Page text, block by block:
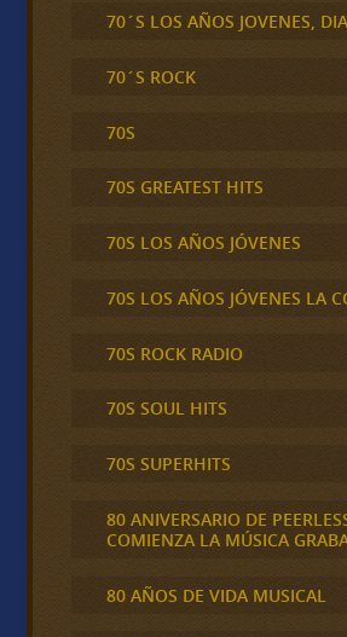
70´S LOS AÑOS JOVENES,
70´S ROCK
70S
70S GREATEST HITS
70S LOS AÑOS JÓVENES
70S LOS AÑOS JÓVENES LA
70S ROCK RADIO
70S SOUL HITS
70S SUPERHITS
80 ANIVERSARIO DE
COMIENZA LA MÚSICA
80 AÑOS DE VIDA MUSICAL